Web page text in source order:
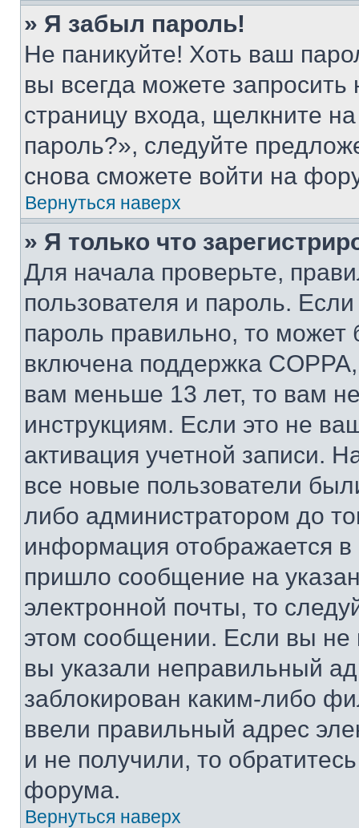
» Я забыл пароль!
Не паникуйте! Хоть ваш
вы всегда можете
страницу входа, щелкните
пароль?», следуйте
снова сможете войти на
Вернуться наверх
» Я только что
Для начала проверьте,
пользователя и пароль.
пароль правильно, то может
включена поддержка
вам меньше 13 лет, то вам
инструкциям. Если это не
активация учетной записи.
все новые пользователи
либо администратором до
информация отображается
пришло сообщение на
электронной почты, то
этом сообщении. Если вы
вы указали неправильный
заблокирован каким-либо
ввели правильный адрес
и не получили, то
форума.
Вернуться наверх